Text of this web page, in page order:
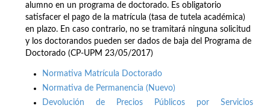
alumno en un programa de doctorado. Es obligatorio
satisfacer el pago de la matrícula (tasa de tutela académica)
en plazo. En caso contrario, no se tramitará ninguna solicitud
y los doctorandos pueden ser dados de baja del Programa de
Doctorado (CP-UPM 23/05/2017)
Normativa Matrícula Doctorado
Normativa de Permanencia (Nuevo)
Devolución de Precios Públicos por Servicios